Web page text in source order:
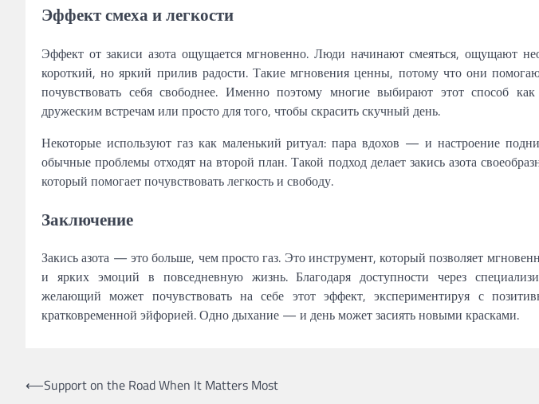
Эффект смеха и легкости
Эффект от закиси азота ощущается мгновенно. Люди начинают смеяться, ощущают
короткий, но яркий прилив радости. Такие мгновения ценны, потому что они
почувствовать себя свободнее. Именно поэтому многие выбирают этот способ
дружеским встречам или просто для того, чтобы скрасить скучный день.
Некоторые используют газ как маленький ритуал: пара вдохов — и настроение
обычные проблемы отходят на второй план. Такой подход делает закись азота
который помогает почувствовать легкость и свободу.
Заключение
Закись азота — это больше, чем просто газ. Это инструмент, который позволяет
и ярких эмоций в повседневную жизнь. Благодаря доступности через
желающий может почувствовать на себе этот эффект, экспериментируя с
кратковременной эйфорией. Одно дыхание — и день может засиять новыми красками.
Post
⟵Support on the Road When It Matters Most